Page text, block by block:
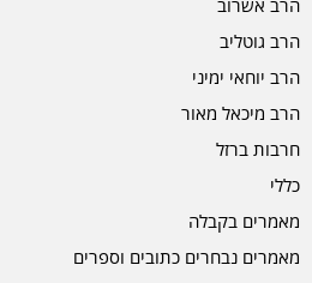
הרב גוטליב
הרב יוחאי ימיני
הרב מיכאל מאור
חרבות ברזל
כללי
מאמרים בקבלה
מאמרים נבחרים כתובים וספרים